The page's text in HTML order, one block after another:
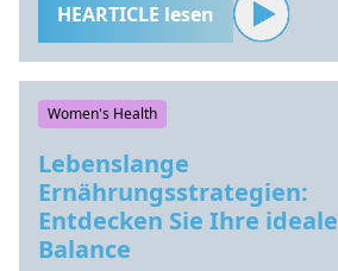
HEARTICLE lesen
Women's Health
Lebenslange
Ernährungsstrategien:
Entdecken Sie Ihre ideale
Balance